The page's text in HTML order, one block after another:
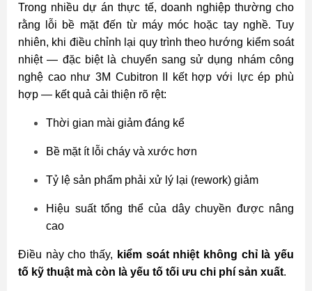
Trong nhiều dự án thực tế, doanh nghiệp thường cho
rằng lỗi bề mặt đến từ máy móc hoặc tay nghề. Tuy
nhiên, khi điều chỉnh lại quy trình theo hướng kiểm soát
nhiệt — đặc biệt là chuyển sang sử dụng nhám công
nghệ cao như 3M Cubitron II kết hợp với lực ép phù
hợp — kết quả cải thiện rõ rệt:
Thời gian mài giảm đáng kể
Bề mặt ít lỗi cháy và xước hơn
Tỷ lệ sản phẩm phải xử lý lại (rework) giảm
Hiệu suất tổng thể của dây chuyền được nâng
cao
Điều này cho thấy, kiểm soát nhiệt không chỉ là yếu
tố kỹ thuật mà còn là yếu tố tối ưu chi phí sản xuất.